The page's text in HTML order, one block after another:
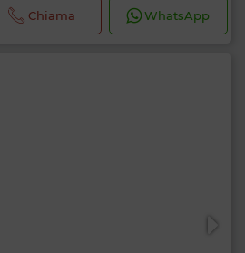
Chiama WhatsApp